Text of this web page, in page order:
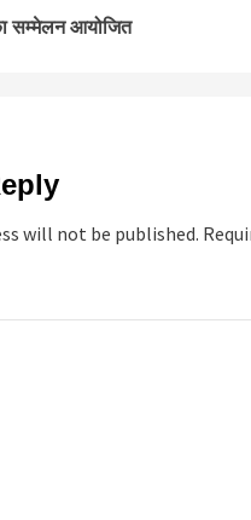
सम्मेलन आयोजित
will not be published.